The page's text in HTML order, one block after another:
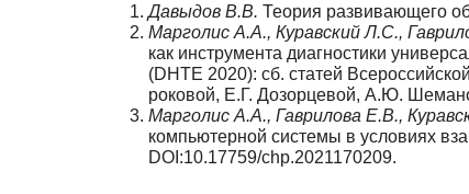
Давыдов В.В. Теория развивающего
Марголис А.А., Куравский Л.С.,
как инструмента диагностики
(DHTE 2020): сб. статей
роковой, Е.Г. Дозорцевой, А.Ю.
Марголис А.А., Гаврилова Е.В.,
компьютерной системы в условиях
DOI:10.17759/chp.2021170209.